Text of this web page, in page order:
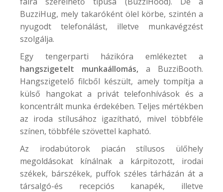
BuzziHug, mely takaróként ölel körbe, szintén a
nyugodt telefonálást, illetve munkavégzést
szolgálja.
Egy tengerparti házikóra emlékeztet a
hangszigetelt munkaállomás, a BuzziBooth.
Hangszigetelő filcből készült, amely tompítja a
külső hangokat a privát telefonhívások és a
koncentrált munka érdekében. Teljes mértékben
az iroda stílusához igazítható, mivel többféle
színen, többféle szövettel kapható.
Az irodabútorok piacán stílusos ülőhely
megoldásokat kínálnak a kárpitozott, irodai
székek, bárszékek, puffok széles tárházán át a
társalgó-és recepciós kanapék, illetve